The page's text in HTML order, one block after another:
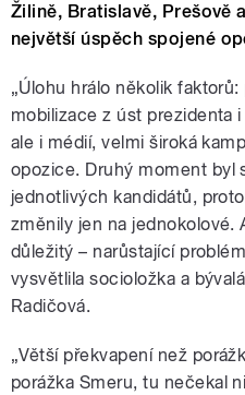
Žilině, Bratislavě, Prešově
největší úspěch spojené
„Úlohu hrálo několik
mobilizace z úst prezidenta
ale i médií, velmi široká
opozice. Druhý moment byl
jednotlivých kandidátů,
změnily jen na jednokolové.
důležitý – narůstající
vysvětlila socioložka a
Radičová.
„Větší překvapení než
porážka Smeru, tu nečekal